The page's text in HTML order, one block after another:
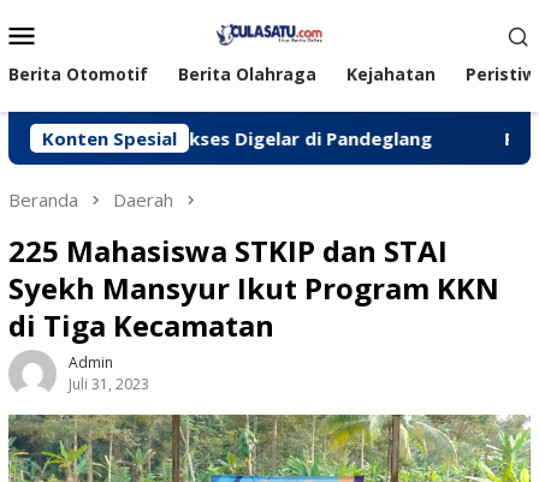
ke
kontenMobile
Berita Otomotif Berita Olahraga Kejahatan
Konten Spesial
Sukses Digelar di Pandeglang ‎Polres
Beranda Daerah
225 Mahasiswa STKIP dan STAI
Syekh Mansyur Ikut Program KKN
di Tiga Kecamatan
Admin
Juli 31, 2023